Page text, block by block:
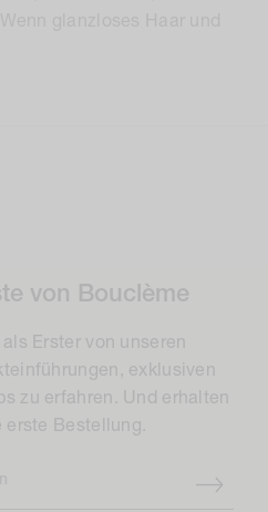
von Bouclème
Erster von unseren
exklusiven
zu erfahren. Und erhalten
erste Bestellung.